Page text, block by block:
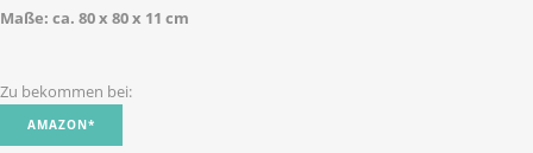
Maße: ca. 80 x 80 x 11 cm
Zu bekommen bei:
AMAZON*